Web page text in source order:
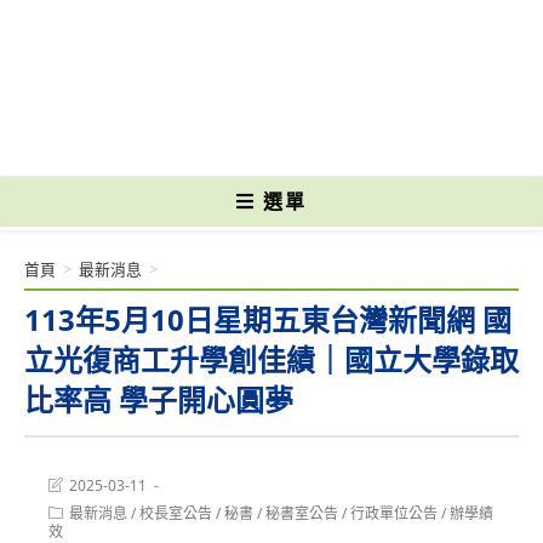
選單
113年5月10日星期五東台灣新聞網 國
立光復商工升學創佳績｜國立大學錄取
比率高 學子開心圓夢
首頁 > 最新消息 >
Post
last
modified:
2025-03-11
Post
category:
最新消息 /校長室公告/秘書/秘書室公告/行政單位公告/辦學績
效